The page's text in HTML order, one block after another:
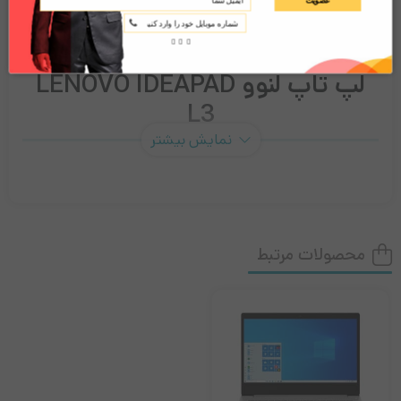
لپ تاپ لنوو LENOVO IDEAPAD
L3
کش 4 مگابایت – تعداد هسته: ( دو هسته ) به اضافه
قابلیت ارتقاع رم: UP to 8GB
نمایش بیشتر
محصولات مرتبط